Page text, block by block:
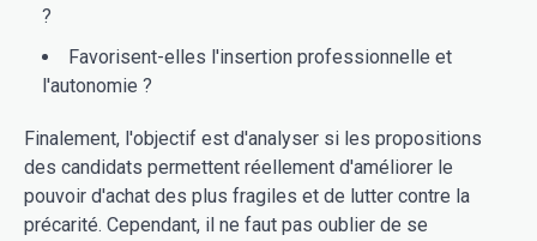
?
Favorisent-elles l'insertion professionnelle et
l'autonomie ?
Finalement, l'objectif est d'analyser si les propositions
des candidats permettent réellement d'améliorer le
pouvoir d'achat des plus fragiles et de lutter contre la
précarité. Cependant, il ne faut pas oublier de se